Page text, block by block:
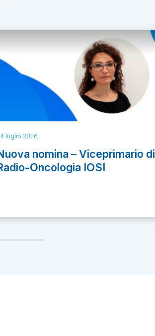
luglio 2026
nomina – Viceprimario di
Oncologia IOSI